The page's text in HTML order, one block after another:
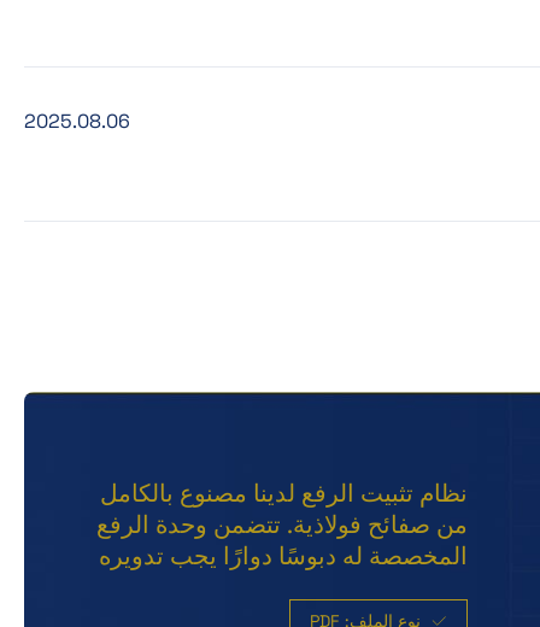
2025.08.06
نظام تثبيت الرفع لدينا مصنوع بالكامل
من صفائح فولاذية. تتضمن وحدة الرفع
المخصصة له دبوسًا دوارًا يجب تدويره
العرضي. عند تركيب مثبتات رفع
نوع الملف: PDF